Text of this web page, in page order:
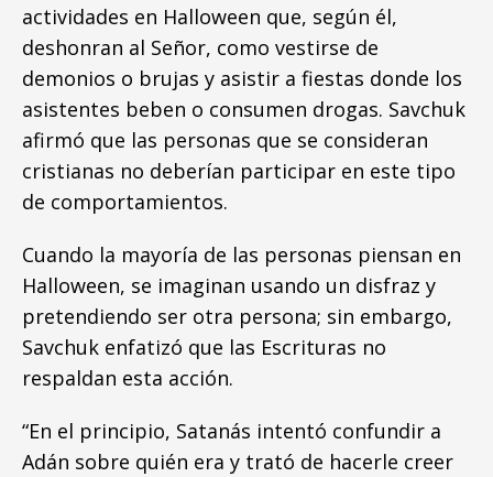
actividades en Halloween que, según él,
deshonran al Señor, como vestirse de
demonios o brujas y asistir a fiestas donde los
asistentes beben o consumen drogas. Savchuk
afirmó que las personas que se consideran
cristianas no deberían participar en este tipo
de comportamientos.
Cuando la mayoría de las personas piensan en
Halloween, se imaginan usando un disfraz y
pretendiendo ser otra persona; sin embargo,
Savchuk enfatizó que las Escrituras no
respaldan esta acción.
“En el principio, Satanás intentó confundir a
Adán sobre quién era y trató de hacerle creer